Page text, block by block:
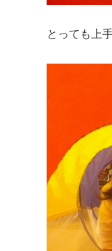
とっても上